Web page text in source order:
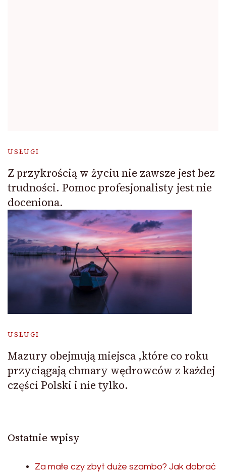
USŁUGI
Z przykrością w życiu nie zawsze jest bez
trudności. Pomoc profesjonalisty jest nie
doceniona.
USŁUGI
Mazury obejmują miejsca ,które co roku
przyciągają chmary wędrowców z każdej
części Polski i nie tylko.
Ostatnie wpisy
Za małe czy zbyt duże szambo? Jak dobrać